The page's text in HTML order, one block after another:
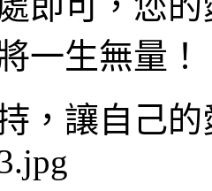
一生無量！
，讓自己